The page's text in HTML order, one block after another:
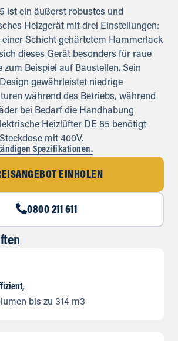
ist ein äußerst robustes und
Heizgerät mit drei Einstellungen:
einer Schicht gehärtetem Hammerlack
dieses Gerät besonders für raue
zum Beispiel auf Baustellen. Sein
gewährleistet niedrige
während des Betriebs, während
bei Bedarf die Handhabung
Heizlüfter DE 65 benötigt
mit 400V.
Spezifikationen.
EINHOLEN
0800 211 611
bis zu 314 m3